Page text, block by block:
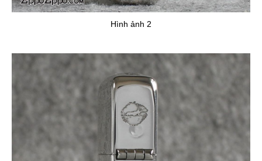
Hình ảnh 2